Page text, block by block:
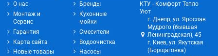
О нас
Монтаж и
Сервис
Гарантия
Карта сайта
Новые товары
Бренды
Кухонные
мойки
Смесители
Водоочистка
Насосы
КТУ - Комфорт Тепло
Уют
г. Днепр, ул. Ярослав
Мудрого (бывшая
Ленинградская), 45
г. Киев, ул. Якутская
(Борщаговка)